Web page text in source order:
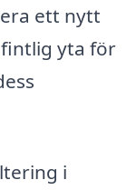
ett nytt
yta för
i